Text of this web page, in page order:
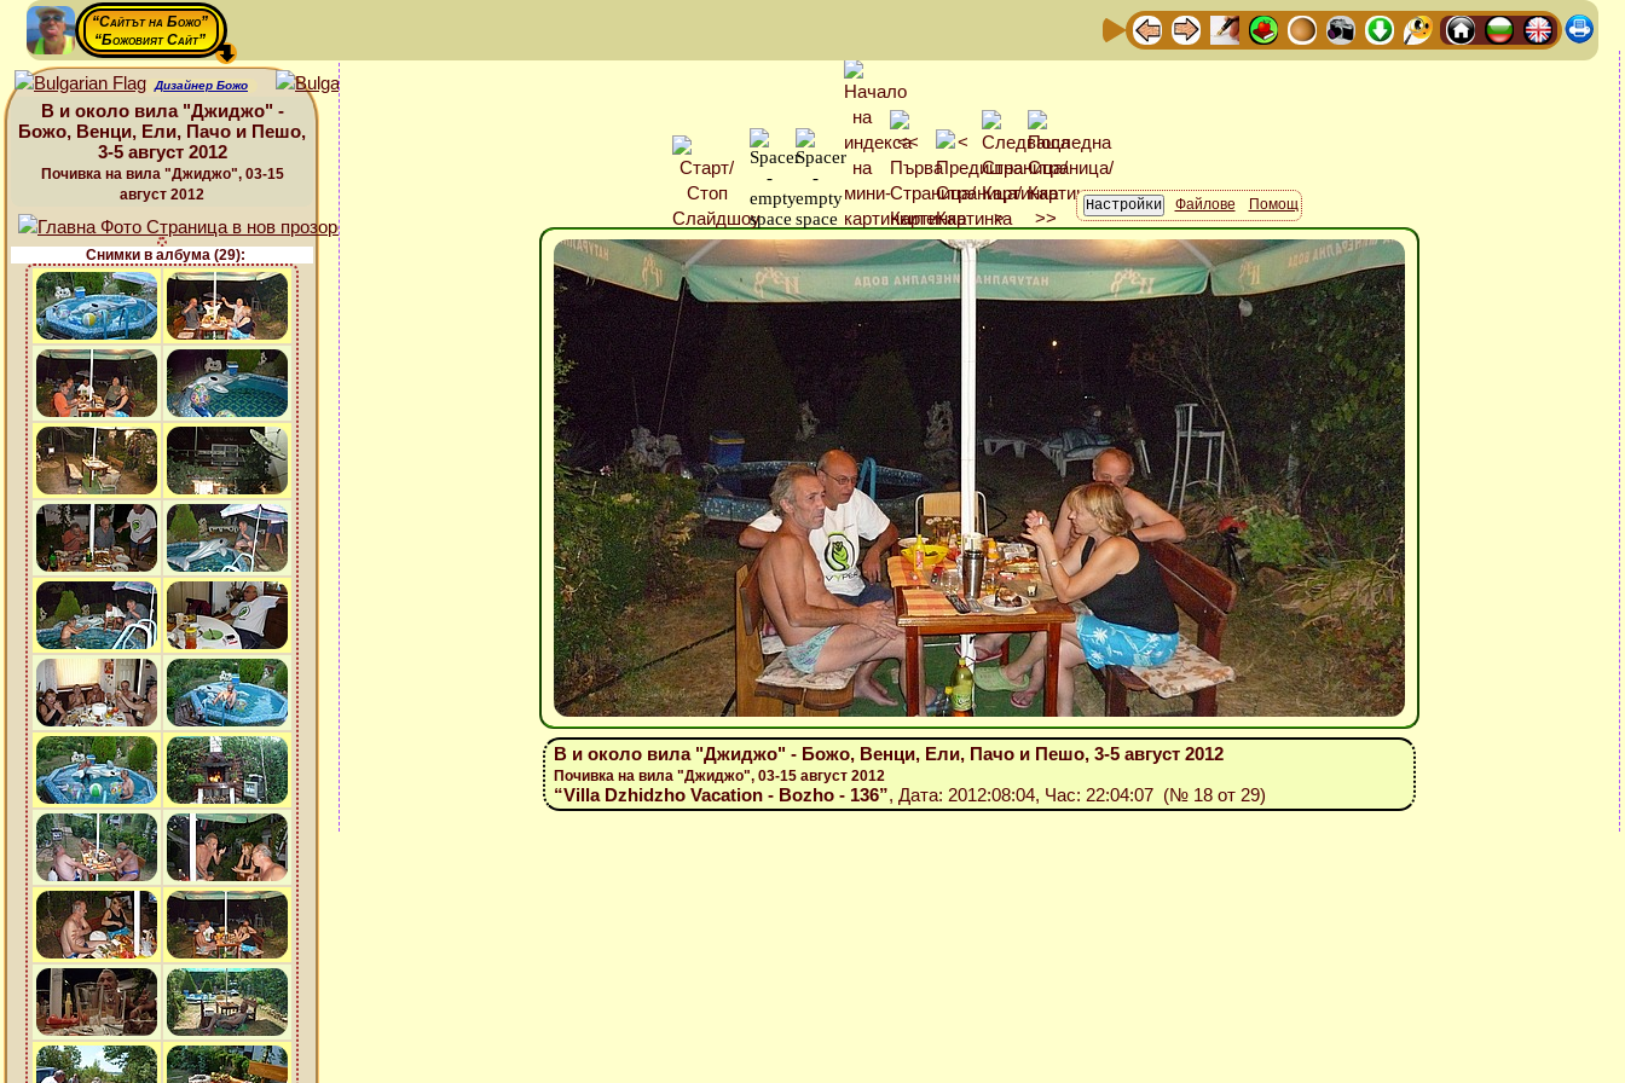
“Сайтът на Божо”
“Божовият Сайт”
Дизайнер Божо
В и около вила "Джиджо" -
Божо, Венци, Ели, Пачо и Пешо,
3-5 август 2012
Почивка на вила "Джиджо", 03-15
август 2012
Снимки в албума (29):
Файлове Помощ
В и около вила "Джиджо" - Божо, Венци, Ели, Пачо и Пешо, 3-5 август 2012
Почивка на вила "Джиджо", 03-15 август 2012
“Villa Dzhidzho Vacation - Bozho - 136”, Дата: 2012:08:04, Час: 22:04:07 (№ 18 от 29)